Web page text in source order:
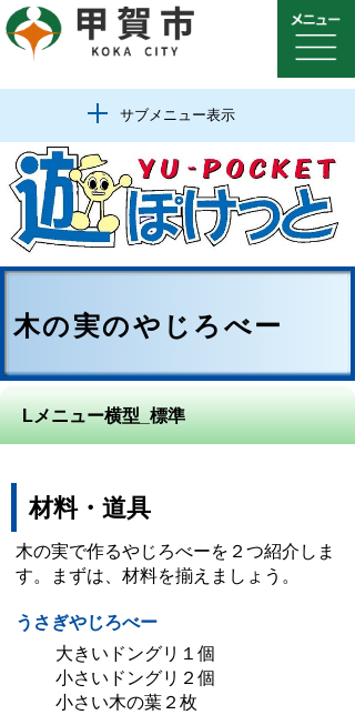
サブメニュー表示
木の実のやじろべー
Lメニュー横型_標準
材料・道具
木の実で作るやじろべーを２つ紹介しま
す。まずは、材料を揃えましょう。
うさぎやじろべー
大きいドングリ１個
小さいドングリ２個
小さい木の葉２枚